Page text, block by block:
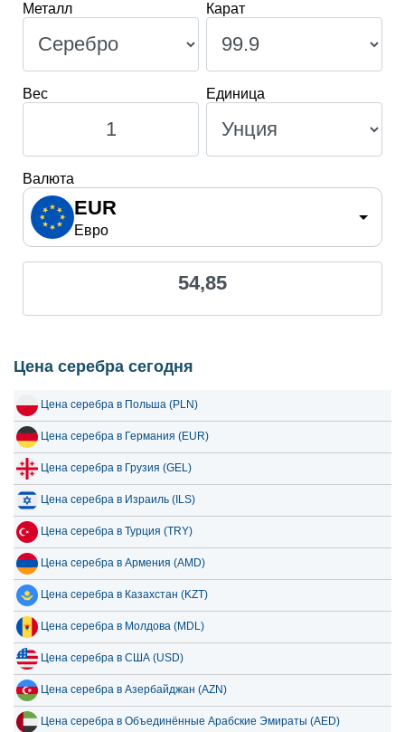
29 июля 2026 50.81
28 июля 2026 50.14
27 июля 2026 51.45 1.65
26 июля 2026 51.14 1.64
25 июля 2026
23 июля 2026
22 июля 2026
21 июля 2026 51.50 1.66
49.73
18 июля 2026
16 июля 2026 48.70 1.57
15 июля 2026 50.26 1.62
14 июля 2026 51.48 1.66
13 июля 2026 50.34 1.62
12 июля 2026 52.26 1.68
11 июля 2026 52.30 1.68
10 июля 2026 52.15 1.68
9 июля 2026 52.82 1.70
Металл Карат
Вес Единица
Валюта
EUR
Евро
54,85
Цена серебра сегодня
Цена серебра в Польша (PLN)
Цена серебра в Германия (EUR)
Цена серебра в Грузия (GEL)
Цена серебра в Израиль (ILS)
Цена серебра в Турция (TRY)
Цена серебра в Армения (AMD)
Цена серебра в Казахстан (KZT)
Цена серебра в Молдова (MDL)
Цена серебра в США (USD)
Цена серебра в Азербайджан (AZN)
Цена серебра в Объединённые Арабские Эмираты (AED)